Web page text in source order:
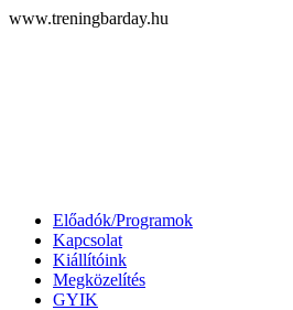
www.treningbarday.hu
Előadók/Programok
Kapcsolat
Kiállítóink
Megközelítés
GYIK